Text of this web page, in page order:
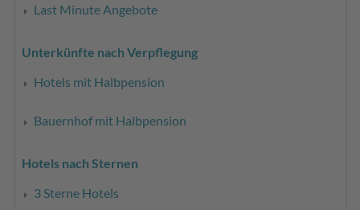
Last Minute Angebote
Unterkünfte nach Verpflegung
Hotels mit Halbpension
Bauernhof mit Halbpension
Hotels nach Sternen
3 Sterne Hotels